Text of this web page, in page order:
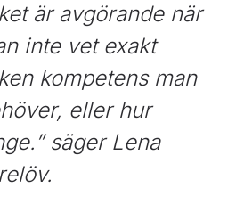
är avgörande när
inte vet exakt
kompetens man
eller hur
säger Lena